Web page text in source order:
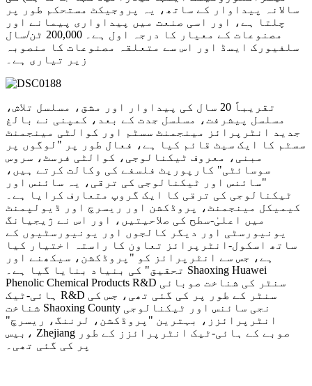
سالانہ پیداوار کے ساتھ، یہ پروجیکٹ مستحکم طور پر
چلتا ہے، اور اسی صنعت میں پیداواری پیمانے اور
مصنوعات کے معیار کا درجہ اول ہے۔ 200,000 ٹن/سال
سلفیورک ایسڈ اور اس سے متعلقہ مصنوعات کا منصوبہ
زیر تیاری ہے۔
تقریباً 20 سال کی پیداوار اور مشق، مسلسل تلاش،
مسلسل پیشرفت، مسلسل جدت کے بعد، کمپنی نے بالغ
جدید انٹرپرائز مینجمنٹ سسٹم اور کوالٹی مینجمنٹ
سسٹم کا ایک سیٹ قائم کیا ہے، فعال طور پر "لوگوں پر
مبنی، معروف ٹیکنالوجی، کوالٹی فرسٹ، سروس
سوسائٹی" کارپوریٹ فلسفے کی وکالت کرتے ہیں،
"سائنس اور ٹیکنالوجی کی ترقی، یہ سائنس اور
ٹیکنالوجی کی ترقی کا ایک گروپ متعارف کرایا ہے۔
کیمیکل مینجمنٹ، پروڈکشن اور ریسرچ اور ڈیولپمنٹ
میں اعلیٰ-سطح کی صلاحیتیں، اور اس نے ژیجیانگ
یونیورسٹی اور دیگر کالجوں اور یونیورسٹیوں کے
ساتھ اسکول-انٹرپرائز تعاون کا راستہ اختیار کیا
ہے، جس سے انٹرپرائز کو "پروڈکشن، سیکھنے اور
تحقیق" کی بنیاد بنایا گیا ہے۔ Shaoxing Huawei
Phenolic Chemical Products R&D سنٹر کی شناخت صوبائی
ہائی-ٹیک R&D سنٹر کے طور پر کی گئی تھی، جس کی
شناخت Shaoxing County نجی سائنس اور ٹیکنالوجی
انٹرپرائزز، بہترین "پروڈکشن، لرننگ، ریسرچ"
بیس، Zhejiang صوبے کے ہائی-ٹیک انٹرپرائزز کے طور
پر کی گئی تھی۔